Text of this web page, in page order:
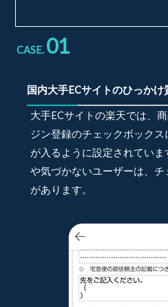
CASE. 01
国内大手ECサイトのひっかけ
大手ECサイトの楽天では、
ジン登録のチェックボック
が入るように設定されてい
や気づかないユーザーは、チ
があります。